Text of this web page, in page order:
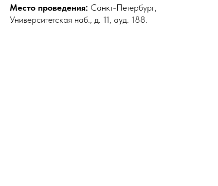
Место проведения: Санкт-Петербург,
Университетская наб., д. 11, ауд. 188.